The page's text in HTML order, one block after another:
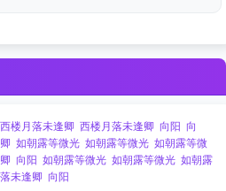
西楼月落未逢卿 西楼月落未逢卿 向阳 向
如朝露等微光 如朝露等微光 如朝露等微
向阳 如朝露等微光 如朝露等微光 如朝露
未逢卿 向阳